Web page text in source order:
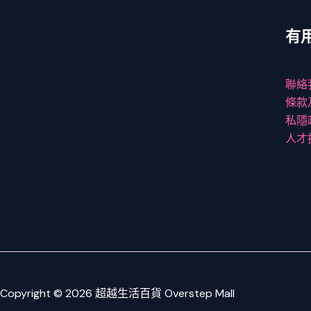
有
聯絡
條款
私隱
人才
Copyright © 2026 超越生活百貨 Overstep Mall